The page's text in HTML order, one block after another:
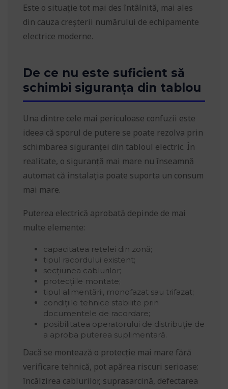
Este o situație tot mai des întâlnită, mai ales
din cauza creșterii numărului de echipamente
electrice moderne.
De ce nu este suficient să
schimbi siguranța din tablou
Una dintre cele mai periculoase confuzii este
ideea că sporul de putere se poate rezolva prin
schimbarea siguranței din tabloul electric. În
realitate, o siguranță mai mare nu înseamnă
automat că instalația poate suporta un consum
mai mare.
Puterea electrică aprobată depinde de mai
multe elemente:
capacitatea rețelei din zonă;
tipul racordului existent;
secțiunea cablurilor;
protecțiile montate;
tipul alimentării, monofazat sau trifazat;
condițiile tehnice stabilite prin
documentele de racordare;
posibilitatea operatorului de distribuție de
a aproba puterea suplimentară.
Dacă se montează o protecție mai mare fără
verificare tehnică, pot apărea riscuri serioase:
încălzirea cablurilor, suprasarcină, defectarea